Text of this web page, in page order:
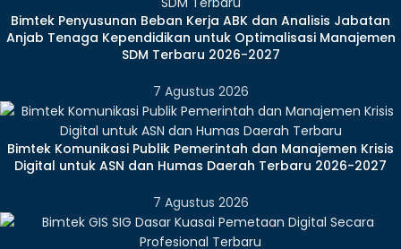
Bimtek Penyusunan Beban Kerja ABK dan Analisis Jabatan
Anjab Tenaga Kependidikan untuk Optimalisasi Manajemen
SDM Terbaru 2026-2027
7 Agustus 2026
Bimtek Komunikasi Publik Pemerintah dan Manajemen Krisis
Digital untuk ASN dan Humas Daerah Terbaru 2026-2027
7 Agustus 2026